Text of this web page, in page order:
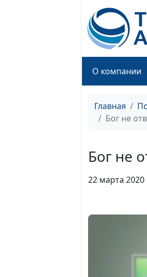
О компании
Главная
Бог не
Бог не
22 марта 2020